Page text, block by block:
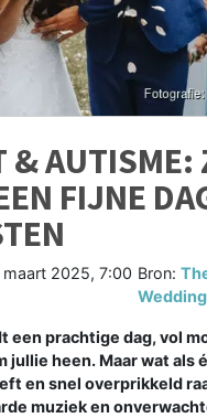
& AUTISME:
FIJNE
maart 2025, 7:00 Bron:
Wedding
een prachtige dag, vol
jullie heen. Maar wat als
en snel overprikkeld
muziek en